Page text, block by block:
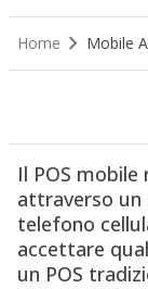
Home Mobile
Il POS
attraverso un
telefono
accettare
un POS